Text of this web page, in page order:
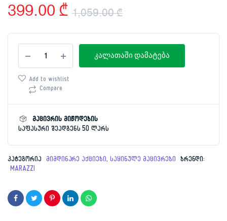
1,059.00₾
Original
price
1,059.00 ₾.
399.00 ₾
Current
price
399.00 ₾.
მაცივარი
92
ლიტრი
MARAZZI
110FS(SW)
რაოდენობა
კალათაში დამატება
Add to wishlist
Compare
მაცივრის მიწოდების
საფასური შეადგენს 50 ლარს
კატეგორია მიმდინარე აქციები,საყინულე მაცივრები ბრენდი:
MARAZZI